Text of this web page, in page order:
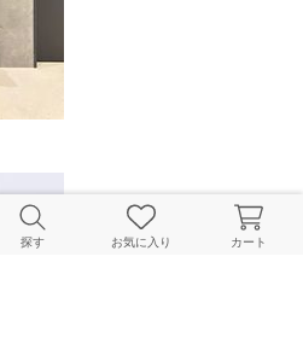
探す お気に入り カート